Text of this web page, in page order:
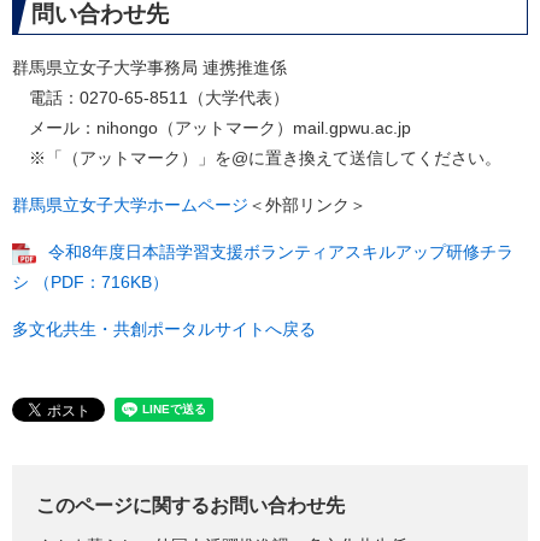
問い合わせ先
群馬県立女子大学事務局 連携推進係
電話：0270-65-8511（大学代表）
メール：nihongo（アットマーク）mail.gpwu.ac.jp
※「（アットマーク）」を@に置き換えて送信してください。
群馬県立女子大学ホームページ ＜外部リンク＞
令和8年度日本語学習支援ボランティアスキルアップ研修チラ
シ （PDF：716KB）
多文化共生・共創ポータルサイトへ戻る
このページに関するお問い合わせ先